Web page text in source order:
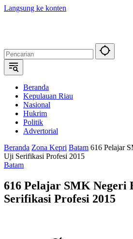
Langsung ke konten
Beranda
Kepulauan Riau
Nasional
Hukrim
Politik
Advertorial
Beranda Zona Kepri Batam 616 Pelajar
Uji Serifikasi Profesi 2015
Batam
616 Pelajar SMK
Serifikasi Profesi 2015